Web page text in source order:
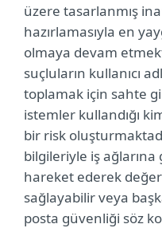
üzere tasarlanmış
hazırlamasıyla en
olmaya devam
suçluların kullanıcı
toplamak için sahte
istemler kullandığı
bir risk
bilgileriyle iş
hareket ederek
sağlayabilir veya
posta güvenliği söz